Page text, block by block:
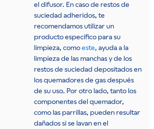
el difusor. En caso de restos de
suciedad adheridos, te
recomendamos utilizar un
producto específico para su
limpieza, comoeste, ayuda a la
limpieza de las manchas y de los
restos de suciedad depositados en
los quemadores de gas después
de su uso. Por otro lado, tanto los
componentes del quemador,
como las parrillas, pueden resultar
dañados si se lavan en el